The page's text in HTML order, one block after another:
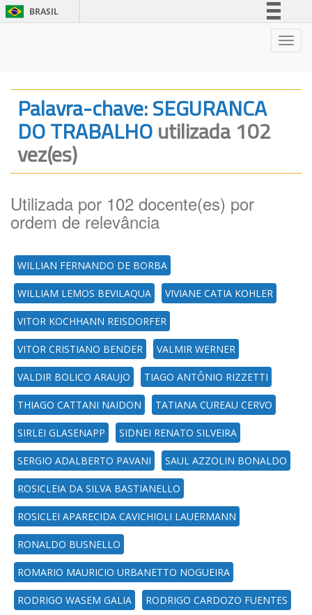
BRASIL
Legislação
Canais
Palavra-chave: SEGURANCA
DO TRABALHOutilizada 102
vez(es)
Utilizada por 102 docente(es) por
ordem de relevância
WILLIAN FERNANDO DE BORBA
WILLIAM LEMOS BEVILAQUA VIVIANE CATIA KOHLER
VITOR KOCHHANN REISDORFER
VITOR CRISTIANO BENDER VALMIR WERNER
VALDIR BOLICO ARAUJO TIAGO ANTÔNIO RIZZETTI
THIAGO CATTANI NAIDON TATIANA CUREAU CERVO
SIRLEI GLASENAPP SIDNEI RENATO SILVEIRA
SERGIO ADALBERTO PAVANI SAUL AZZOLIN BONALDO
ROSICLEIA DA SILVA BASTIANELLO
ROSICLEI APARECIDA CAVICHIOLI LAUERMANN
RONALDO BUSNELLO
ROMARIO MAURICIO URBANETTO NOGUEIRA
RODRIGO WASEM GALIA RODRIGO CARDOZO FUENTES